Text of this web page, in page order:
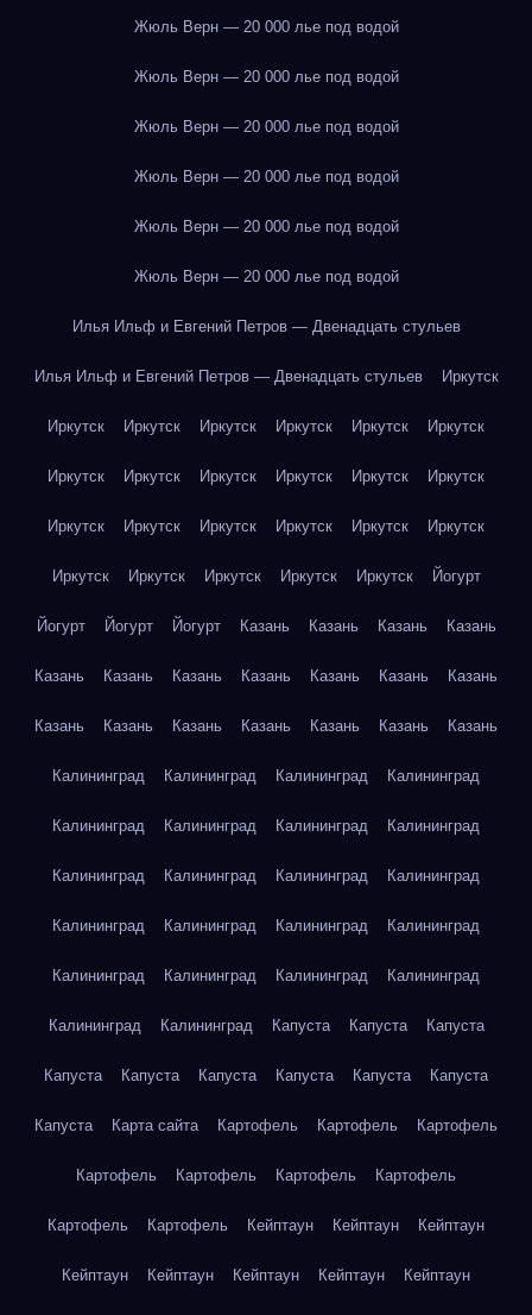
Жюль Верн — 20 000 лье под водой
Жюль Верн — 20 000 лье под водой
Жюль Верн — 20 000 лье под водой
Жюль Верн — 20 000 лье под водой
Жюль Верн — 20 000 лье под водой
Жюль Верн — 20 000 лье под водой
Илья Ильф и Евгений Петров — Двенадцать стульев
Илья Ильф и Евгений Петров — Двенадцать стульев Иркутск
Иркутск Иркутск Иркутск Иркутск Иркутск Иркутск
Иркутск Иркутск Иркутск Иркутск Иркутск Иркутск
Иркутск Иркутск Иркутск Иркутск Иркутск Иркутск
Иркутск Иркутск Иркутск Иркутск Иркутск Йогурт
Йогурт Йогурт Йогурт Казань Казань Казань Казань
Казань Казань Казань Казань Казань Казань Казань
Казань Казань Казань Казань Казань Казань Казань
Калининград Калининград Калининград Калининград
Калининград Калининград Калининград Калининград
Калининград Калининград Калининград Калининград
Калининград Калининград Калининград Калининград
Калининград Калининград Калининград Калининград
Калининград Калининград Капуста Капуста Капуста
Капуста Капуста Капуста Капуста Капуста Капуста
Капуста Карта сайта Картофель Картофель Картофель
Картофель Картофель Картофель Картофель
Картофель Картофель Кейптаун Кейптаун Кейптаун
Кейптаун Кейптаун Кейптаун Кейптаун Кейптаун